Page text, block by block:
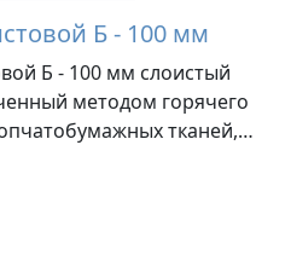
Б - 100 мм
Б - 100 мм слоистый
методом горячего
тканей,…